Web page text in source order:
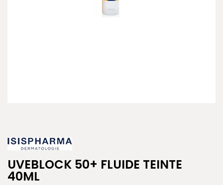
UVEBLOCK 50+ FLUIDE TEINTE
40ML